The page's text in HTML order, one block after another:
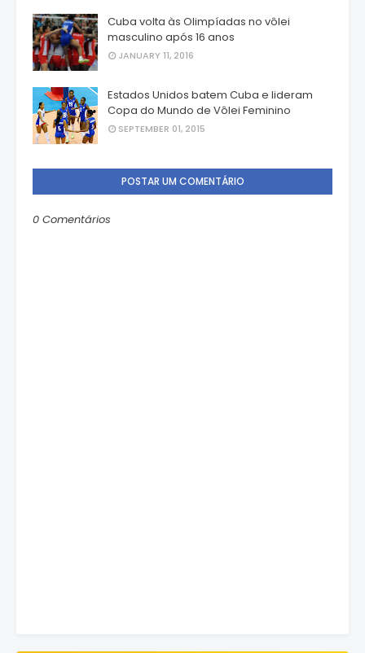
Cuba volta às Olimpíadas no vôlei
masculino após 16 anos
JANUARY 11, 2016
Estados Unidos batem Cuba e lideram
Copa do Mundo de Vôlei Feminino
SEPTEMBER 01, 2015
POSTAR UM COMENTÁRIO
0 Comentários